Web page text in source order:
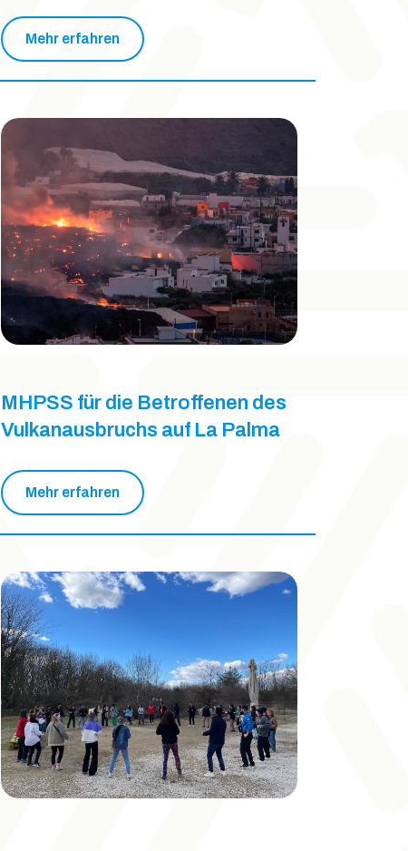
Mehr erfahren
MHPSS für die Betroffenen des
Vulkanausbruchs auf La Palma
Mehr erfahren